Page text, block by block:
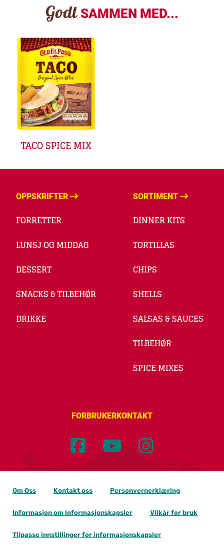
Godt SAMMEN MED...
TACO SPICE MIX
OPPSKRIFTER
FORRETTER
LUNSJ OG MIDDAG
DESSERT
SNACKS & TILBEHØR
DRIKKE
SORTIMENT
DINNER KITS
TORTILLAS
CHIPS
SHELLS
SALSAS & SAUCES
TILBEHØR
SPICE MIXES
FORBRUKERKONTAKT
Om Oss Kontakt oss Personvernerklæring
Informasjon om informasjonskapsler Vilkår for bruk
Tilpasse innstillinger for informasjonskapsler